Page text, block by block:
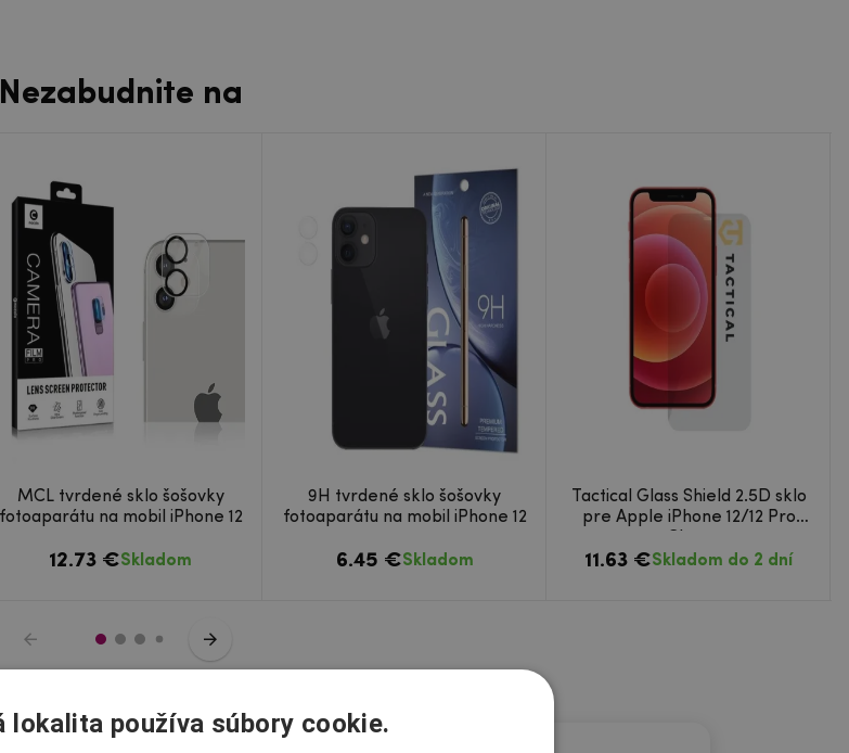
Nezabudnite na
MCL tvrdené sklo šošovky
fotoaparátu na mobil iPhone 12
12.73 €Skladom
9H tvrdené sklo šošovky
fotoaparátu na mobil iPhone 12
6.45 €Skladom
Tactical Glass Shield 2.5D sklo
pre Apple iPhone 12/12 Pro
11.63 €Skladom do 2 dní
lokalita používa súbory cookie.